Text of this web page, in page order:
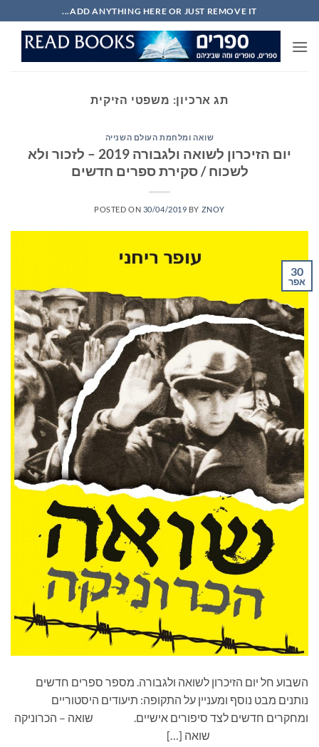
to
content
ADD ANYTHING HERE OR JUST REMOVE IT...
תג ארכיון: משפטי הזיקית
שואה ומלחמת העולם השנייה
יום הזיכרון לשואה ולגבורה 2019 – לזכור ולא
לשכוח / סקירת ספרים חדשים
POSTED ON 30/04/2019 BY ZNOY
30
אפר
השבוע חל יום הזיכרון לשואה ולגבורה. מספר ספרים חדשים
נותנים מבט נוסף ומעניין על התקופה: תיעודים היסטוריים
ומחקרים חדשים לצד סיפורים אישיים. שואה – הכרוניקה
שואה […]